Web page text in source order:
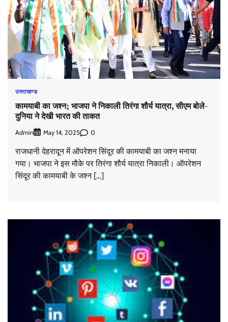
उत्तराखण्ड
कामयाबी का जश्न; भाजपा ने निकाली तिरंगा शौर्य यात्रा, सीएम बोले-
दुनिया ने देखी भारत की ताकत
Admin May 14, 2025 0
राजधानी देहरादून में ऑपरेशन सिंदूर की कामयाबी का जश्न मनाया
गया। भाजपा ने इस मौके पर तिरंगा शौर्य यात्रा निकाली। ऑपरेशन
सिंदूर की कामयाबी के जश्न […]